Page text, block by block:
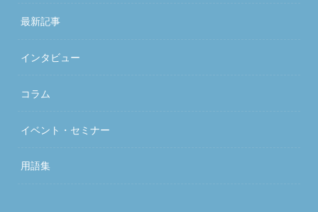
最新記事
インタビュー
コラム
イベント・セミナー
用語集